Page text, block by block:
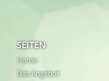
SEITEN
Home
Das Angebot